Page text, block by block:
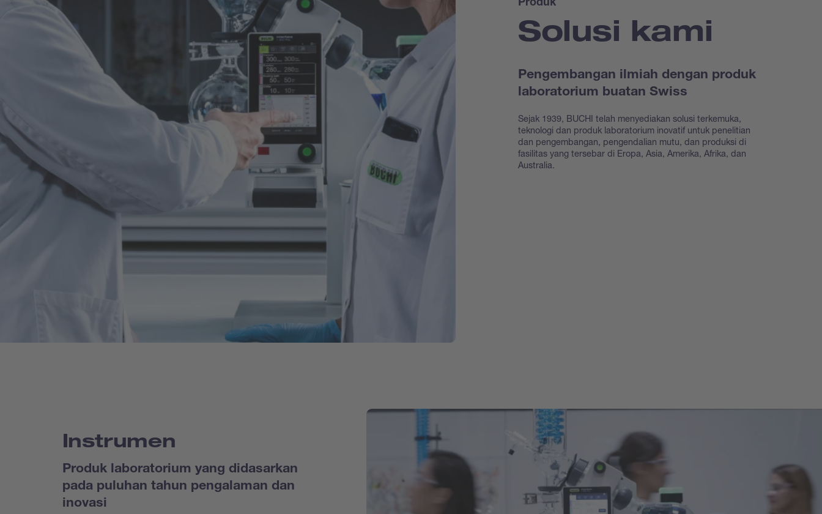
Produk
Solusi kami
Pengembangan ilmiah dengan produk
laboratorium buatan Swiss
Sejak 1939, BUCHI telah menyediakan solusi terkemuka,
teknologi dan produk laboratorium inovatif untuk penelitian
dan pengembangan, pengendalian mutu, dan produksi di
fasilitas yang tersebar di Eropa, Asia, Amerika, Afrika, dan
Australia.
Instrumen
Produk laboratorium yang didasarkan
pada puluhan tahun pengalaman dan
inovasi